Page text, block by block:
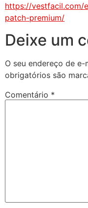
https://vestfacil.com/
patch-premium/
Deixe um
O seu endereço de
obrigatórios são
Comentário *